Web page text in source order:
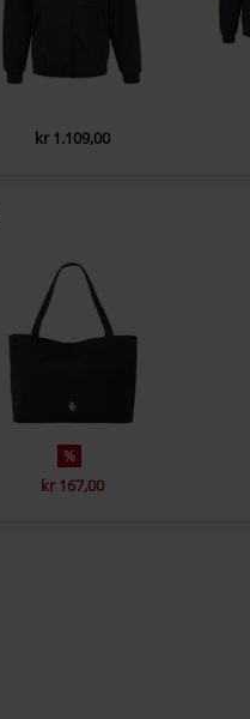
kr 1.109,00
%
kr 167,00